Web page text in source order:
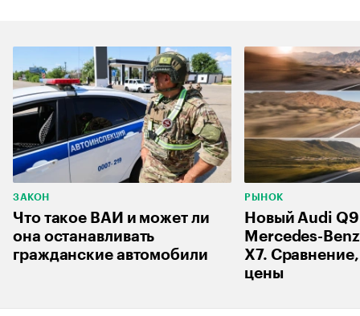
ЗАКОН
Что такое ВАИ и может ли
она останавливать
гражданские автомобили
РЫНОК
Новый Audi Q9
Mercedes-
X7.
цены